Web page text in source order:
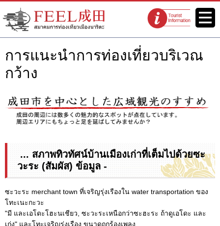
เว็บไซต์สมาคมการท่องเที่ยวเมือง
นาริตะ FEEL นาริตะ
จุดแนะนำนัก
ท่องเที่ยว
เมนู
การแนะนำการท่องเที่ยวบริเวณ
กว้าง
... สภาพทิวทัศน์บ้านเมืองเก่าที่เต็มไปด้วยซะ
วะระ (สัมผัส) ข้อมูล -
ซะวะระ merchant town ที่เจริญรุ่งเรืองใน water transportation ของ
โทะเนะกะวะ
"มี และเอโดะโฮะนเชียว, ซะวะระเหนือกว่าซะฮะระ ถ้าดูเอโดะ และ
เก่ง" และโทะเจริญรุ่งเรือง ขนาดถูกร้องเพลง